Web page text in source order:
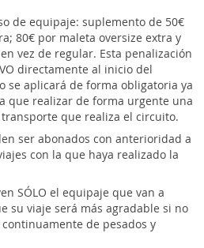
de equipaje: suplemento de 50€
80€ por maleta oversize extra y
vez de regular. Esta penalización
directamente al inicio del
se aplicará de forma obligatoria ya
que realizar de forma urgente una
que realiza el circuito.
ser abonados con anterioridad a
con la que haya realizado la
SÓLO el equipaje que van a
su viaje será más agradable si no
de pesados y